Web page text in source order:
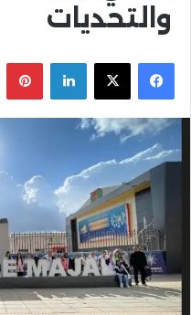
والتحديات
Facebook
X
LinkedIn